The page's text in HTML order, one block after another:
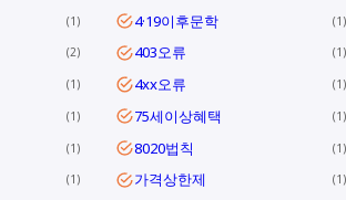
1 4·19이후문학 1
2 403오류 1
1 4xx오류 1
1 75세이상혜택 1
1 8020법칙 1
1 가격상한제 1